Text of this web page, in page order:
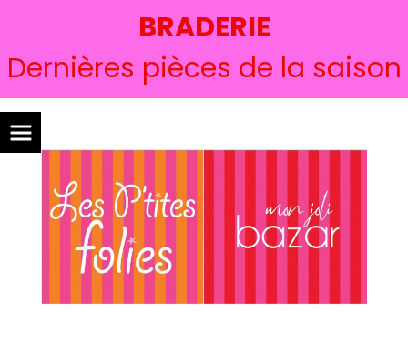
BRADERIE
Dernières pièces de la saison